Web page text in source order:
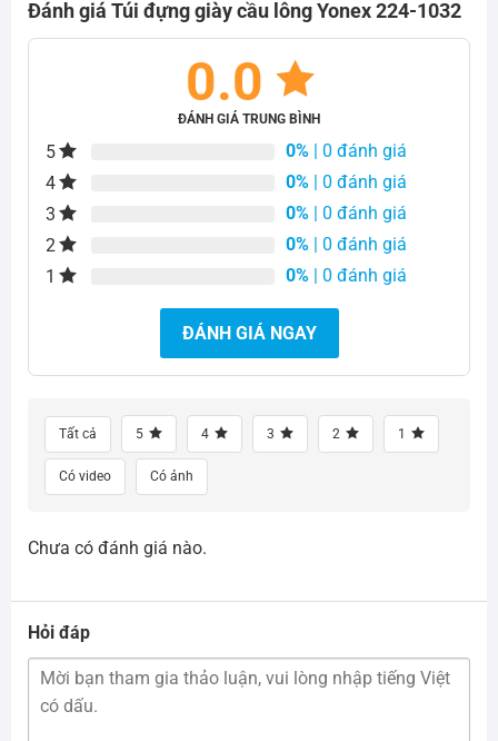
Đánh giá Túi đựng giày cầu lông Yonex 224-1032
0.0
ĐÁNH GIÁ TRUNG BÌNH
5 0% | 0 đánh giá
4
0% | 0 đánh giá
3
0% | 0 đánh giá
2
0% | 0 đánh giá
1
0% | 0 đánh giá
ĐÁNH GIÁ NGAY
Tất cả 5 4 3 2 1
Có video Có ảnh
Chưa có đánh giá nào.
Hỏi đáp